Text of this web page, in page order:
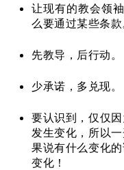
让现有的教会领
么要通过某些条款
先教导，后行动。
少承诺，多兑现。
要认识到，仅仅
发生变化，所以
果说有什么变化
变化！